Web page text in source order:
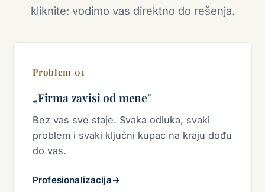
kliknite: vodimo vas direktno do rešenja.
Problem 01
„Firma zavisi od mene"
Bez vas sve staje. Svaka odluka, svaki
problem i svaki ključni kupac na kraju dođu
do vas.
Profesionalizacija→